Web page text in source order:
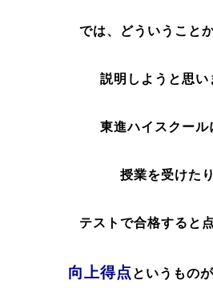
では、どういうこと
説明しようと思い
東進ハイスクール
授業を受けたり
テストで合格すると
向上得点 というもの